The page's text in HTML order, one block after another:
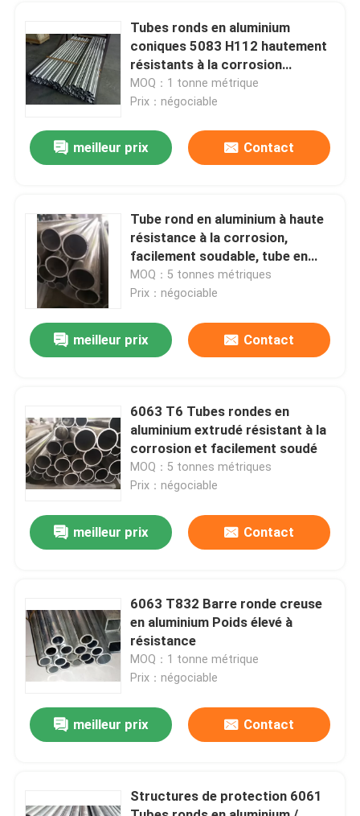
Tubes ronds en aluminium
coniques 5083 H112 hautement
résistants à la corrosion
chimique de l'eau de mer
MOQ：1 tonne métrique
Prix：négociable
meilleur prix Contact
Tube rond en aluminium à haute
résistance à la corrosion,
facilement soudable, tube en
aluminium 6063 T4
MOQ：5 tonnes métriques
Prix：négociable
meilleur prix Contact
6063 T6 Tubes rondes en
aluminium extrudé résistant à la
corrosion et facilement soudé
MOQ：5 tonnes métriques
Prix：négociable
meilleur prix Contact
6063 T832 Barre ronde creuse
en aluminium Poids élevé à
résistance
MOQ：1 tonne métrique
Prix：négociable
meilleur prix Contact
Structures de protection 6061